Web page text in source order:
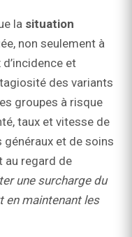
la situation
non seulement à
et
des variants
groupes à risque
taux et vitesse de
et de soins
au regard de
une surcharge du
en maintenant les